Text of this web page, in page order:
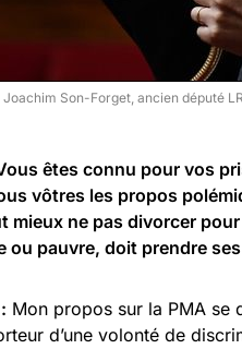
Joachim Son-Forget, ancien député
êtes connu pour vos
vôtres les propos
mieux ne pas divorcer
ou pauvre, doit prendre
Mon propos sur la PMA
d’une volonté de